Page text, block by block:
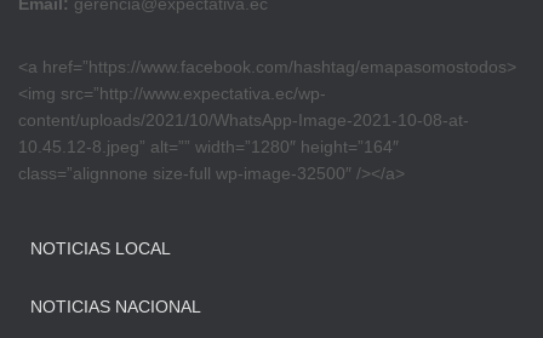
Email: gerencia@expectativa.ec
<a href=”https://www.facebook.com/hashtag/emapasomostodos>
<img src=”http://www.expectativa.ec/wp-
content/uploads/2021/10/WhatsApp-Image-2021-10-08-at-
10.45.12-8.jpeg” alt=”” width=”1280″ height=”164″
class=”alignnone size-full wp-image-32500″ /></a>
NOTICIAS LOCAL
NOTICIAS NACIONAL